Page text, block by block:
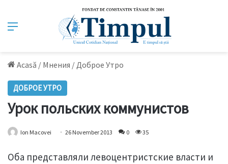
Meniu
Acasă / Мнения /Доброе Утро
ДОБРОЕ УТРО
Урок польских коммунистов
Ion Macovei 26 November 2013 0 35
Оба представляли левоцентристские власти и